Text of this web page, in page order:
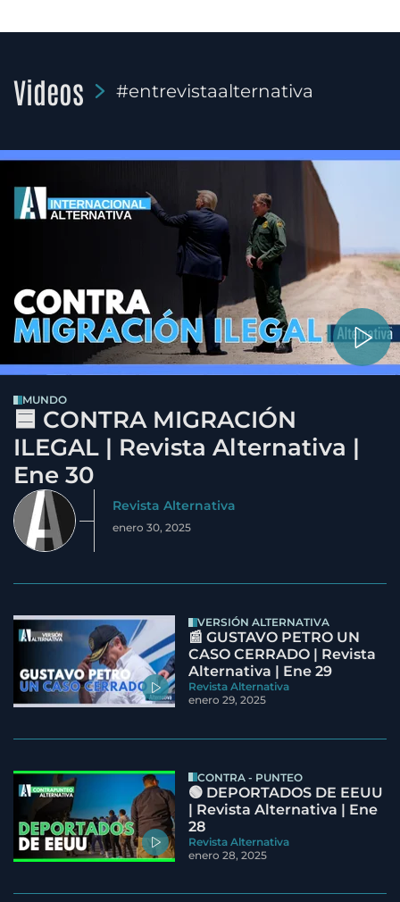
Videos #entrevistaalternativa
MUNDO
🟦 CONTRA MIGRACIÓN
ILEGAL | Revista Alternativa |
Ene 30
Revista Alternativa
enero 30, 2025
VERSIÓN ALTERNATIVA
📰 GUSTAVO PETRO UN
CASO CERRADO | Revista
Alternativa | Ene 29
Revista Alternativa
enero 29, 2025
CONTRA - PUNTEO
🟢 DEPORTADOS DE EEUU
| Revista Alternativa | Ene
28
Revista Alternativa
enero 28, 2025